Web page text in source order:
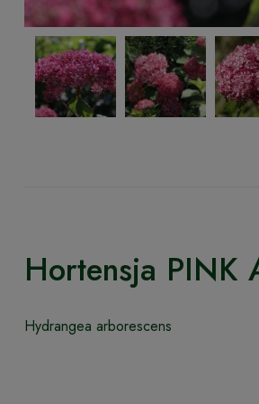
Hortensja PINK
Hydrangea arborescens